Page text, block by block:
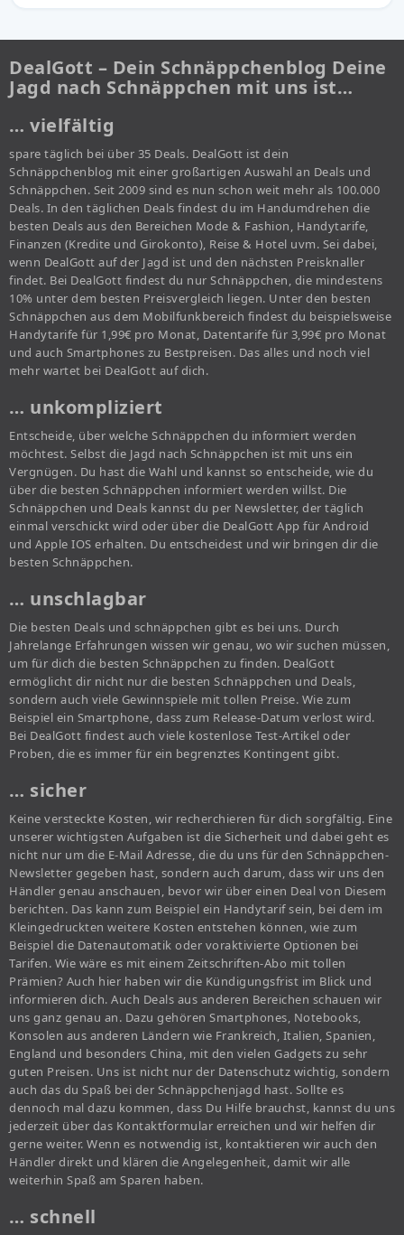
DealGott – Dein Schnäppchenblog Deine
Jagd nach Schnäppchen mit uns ist…
… vielfältig
spare täglich bei über 35 Deals. DealGott ist dein
Schnäppchenblog mit einer großartigen Auswahl an Deals und
Schnäppchen. Seit 2009 sind es nun schon weit mehr als 100.000
Deals. In den täglichen Deals findest du im Handumdrehen die
besten Deals aus den Bereichen Mode & Fashion, Handytarife,
Finanzen (Kredite und Girokonto), Reise & Hotel uvm. Sei dabei,
wenn DealGott auf der Jagd ist und den nächsten Preisknaller
findet. Bei DealGott findest du nur Schnäppchen, die mindestens
10% unter dem besten Preisvergleich liegen. Unter den besten
Schnäppchen aus dem Mobilfunkbereich findest du beispielsweise
Handytarife für 1,99€ pro Monat, Datentarife für 3,99€ pro Monat
und auch Smartphones zu Bestpreisen. Das alles und noch viel
mehr wartet bei DealGott auf dich.
… unkompliziert
Entscheide, über welche Schnäppchen du informiert werden
möchtest. Selbst die Jagd nach Schnäppchen ist mit uns ein
Vergnügen. Du hast die Wahl und kannst so entscheide, wie du
über die besten Schnäppchen informiert werden willst. Die
Schnäppchen und Deals kannst du per Newsletter, der täglich
einmal verschickt wird oder über die DealGott App für Android
und Apple IOS erhalten. Du entscheidest und wir bringen dir die
besten Schnäppchen.
… unschlagbar
Die besten Deals und schnäppchen gibt es bei uns. Durch
Jahrelange Erfahrungen wissen wir genau, wo wir suchen müssen,
um für dich die besten Schnäppchen zu finden. DealGott
ermöglicht dir nicht nur die besten Schnäppchen und Deals,
sondern auch viele Gewinnspiele mit tollen Preise. Wie zum
Beispiel ein Smartphone, dass zum Release-Datum verlost wird.
Bei DealGott findest auch viele kostenlose Test-Artikel oder
Proben, die es immer für ein begrenztes Kontingent gibt.
… sicher
Keine versteckte Kosten, wir recherchieren für dich sorgfältig. Eine
unserer wichtigsten Aufgaben ist die Sicherheit und dabei geht es
nicht nur um die E-Mail Adresse, die du uns für den Schnäppchen-
Newsletter gegeben hast, sondern auch darum, dass wir uns den
Händler genau anschauen, bevor wir über einen Deal von Diesem
berichten. Das kann zum Beispiel ein Handytarif sein, bei dem im
Kleingedruckten weitere Kosten entstehen können, wie zum
Beispiel die Datenautomatik oder voraktivierte Optionen bei
Tarifen. Wie wäre es mit einem Zeitschriften-Abo mit tollen
Prämien? Auch hier haben wir die Kündigungsfrist im Blick und
informieren dich. Auch Deals aus anderen Bereichen schauen wir
uns ganz genau an. Dazu gehören Smartphones, Notebooks,
Konsolen aus anderen Ländern wie Frankreich, Italien, Spanien,
England und besonders China, mit den vielen Gadgets zu sehr
guten Preisen. Uns ist nicht nur der Datenschutz wichtig, sondern
auch das du Spaß bei der Schnäppchenjagd hast. Sollte es
dennoch mal dazu kommen, dass Du Hilfe brauchst, kannst du uns
jederzeit über das Kontaktformular erreichen und wir helfen dir
gerne weiter. Wenn es notwendig ist, kontaktieren wir auch den
Händler direkt und klären die Angelegenheit, damit wir alle
weiterhin Spaß am Sparen haben.
… schnell